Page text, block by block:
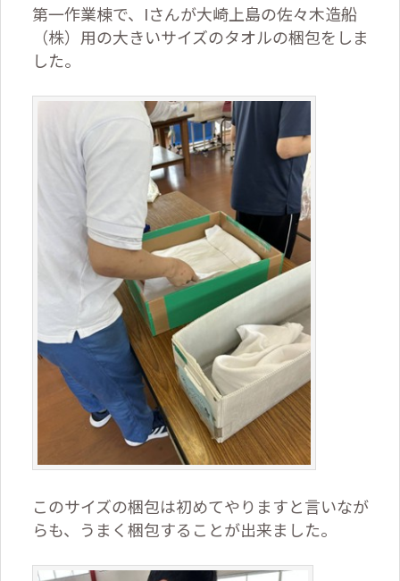
第一作業棟で、Iさんが大崎上島の佐々木造船
（株）用の大きいサイズのタオルの梱包をしま
した。
このサイズの梱包は初めてやりますと言いなが
らも、うまく梱包することが出来ました。